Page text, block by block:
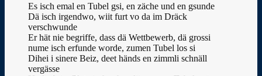
Es isch emal en Tubel gsi, en zäche und en gsunde
Dä isch irgendwo, wiit furt vo da im Dräck
verschwunde
Er hät nie begriffe, dass dä Wettbewerb, dä grossi
nume isch erfunde worde, zumen Tubel los si
Dihei i sinere Beiz, deet händs en zimmli schnäll
vergässe